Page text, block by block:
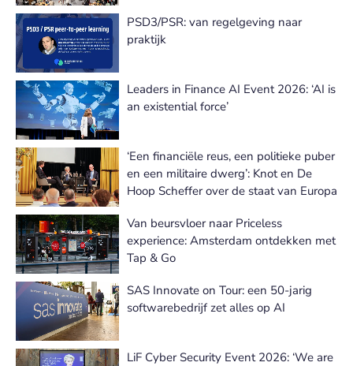
PSD3/PSR: van regelgeving naar
praktijk
Leaders in Finance AI Event 2026: ‘AI is
an existential force’
‘Een financiële reus, een politieke puber
en een militaire dwerg’: Knot en De
Hoop Scheffer over de staat van Europa
Van beursvloer naar Priceless
experience: Amsterdam ontdekken met
Tap & Go
SAS Innovate on Tour: een 50-jarig
softwarebedrijf zet alles op AI
LiF Cyber Security Event 2026: ‘We are